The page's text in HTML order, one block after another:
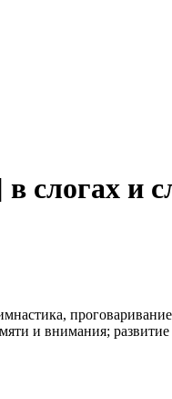
слогах и
и внимания;